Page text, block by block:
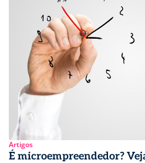
Artigos
É microempreendedor?